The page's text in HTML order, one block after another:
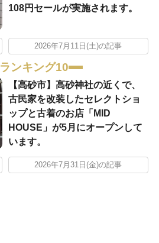
108円セールが実施されます。
2026年7月11日(土)の記事
ランキング10
【高砂市】高砂神社の近くで、
古民家を改装したセレクトショ
ップと古着のお店「MID
HOUSE」が5月にオープンして
います。
2026年7月31日(金)の記事